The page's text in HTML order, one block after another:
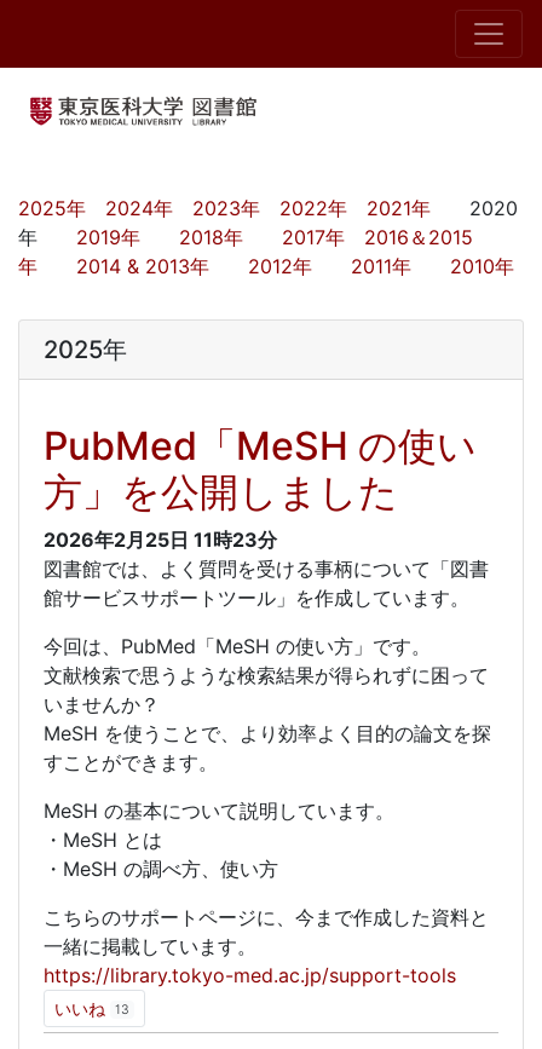
2025年 2024年 2023年 2022年 2021年 2020
年 2019年 2018年 2017年
2016＆2015
年
2014 & 2013年 2012年 2011年 2010年
2025年
PubMed「MeSH の使い
方」を公開しました
2026年2月25日 11時23分
図書館では、よく質問を受ける事柄について「図書
館サービスサポートツール」を作成しています。
今回は、PubMed「MeSH の使い方」です。
文献検索で思うような検索結果が得られずに困って
いませんか？
MeSH を使うことで、より効率よく目的の論文を探
すことができます。
MeSH の基本について説明しています。
・MeSH とは
・MeSH の調べ方、使い方
こちらのサポートページに、今まで作成した資料と
一緒に掲載しています。
https://library.tokyo-med.ac.jp/support-tools
いいね 13